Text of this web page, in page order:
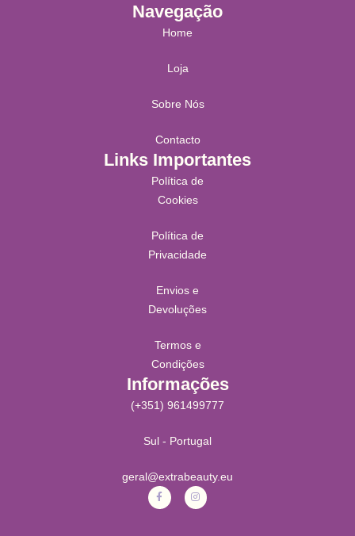
Navegação
Home
Loja
Sobre Nós
Contacto
Links Importantes
Política de
Cookies
Política de
Privacidade
Envios e
Devoluções
Termos e
Condições
Informações
(+351) 961499777
Sul - Portugal
geral@extrabeauty.eu